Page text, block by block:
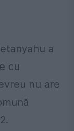
a
cu
nu are